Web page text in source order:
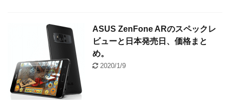
ASUS ZenFone ARのスペックレ
ビューと日本発売日、価格まと
め。
2020/1/9